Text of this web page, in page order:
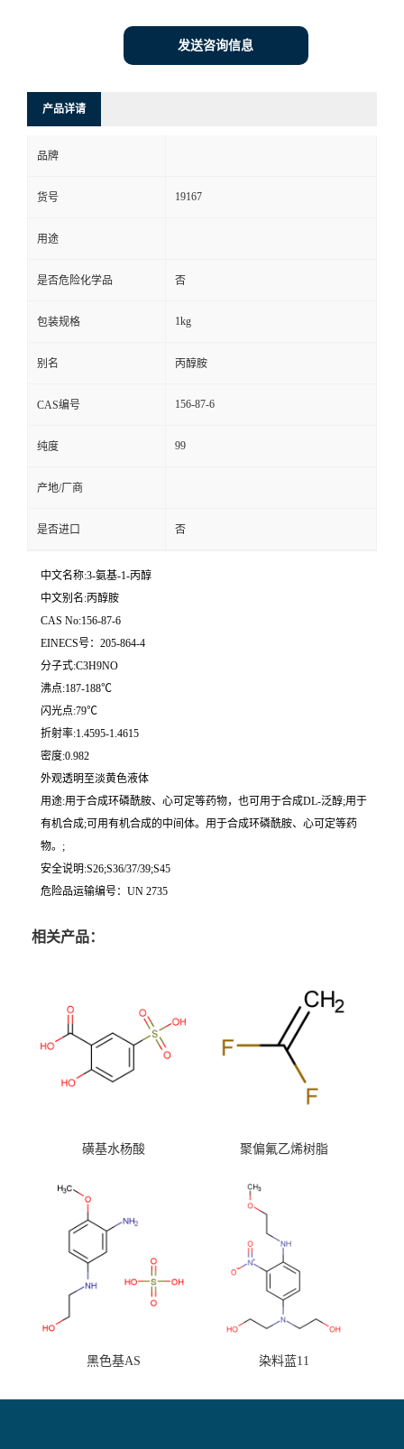
发送咨询信息
产品详请
品牌
货号 19167
用途
是否危险化学品 否
包装规格 1kg
别名 丙醇胺
CAS编号 156-87-6
纯度 99
产地/厂商
是否进口 否
中文名称:3-氨基-1-丙醇
中文别名:丙醇胺
CAS No:156-87-6
EINECS号：205-864-4
分子式:C3H9NO
沸点:187-188℃
闪光点:79℃
折射率:1.4595-1.4615
密度:0.982
外观透明至淡黄色液体
用途:用于合成环磷酰胺、心可定等药物，也可用于合成DL-泛醇;用于
有机合成;可用有机合成的中间体。用于合成环磷酰胺、心可定等药
物。;
安全说明:S26;S36/37/39;S45
危险品运输编号：UN 2735
相关产品：
磺基水杨酸 聚偏氟乙烯树脂
黑色基AS 染料蓝11